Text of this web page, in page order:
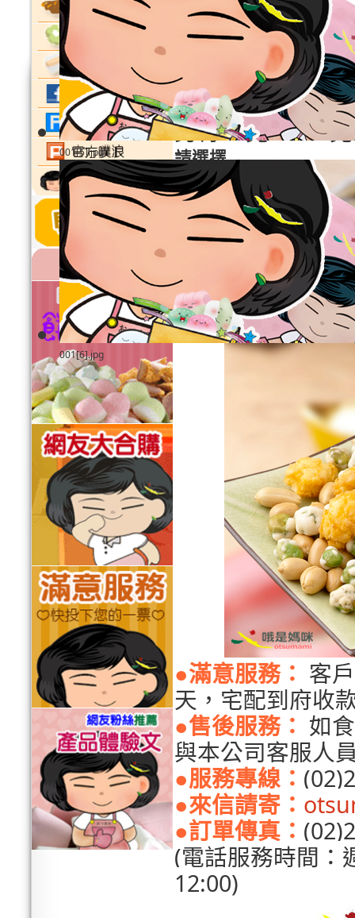
001[5].jpg
001[6].jpg
網路價:42 元
大眾口味的道
嚴選台灣米精練
老少咸宜的堅果
另有20克、450
請選擇
描述
●滿意服務： 客
天，宅配到府收
●售後服務： 如
與本公司客服人
●服務專線：
●來信請寄：
●訂單傳真：
(電話服務時間：
12:00)